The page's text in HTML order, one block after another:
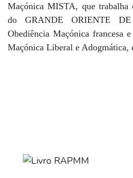
Maçónica MISTA, que trabalha
do GRANDE ORIENTE
Obediência Maçónica francesa
Maçónica Liberal e Adogmática,